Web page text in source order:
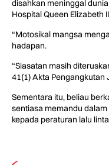
disahkan meninggal
Hospital Queen Elizabeth II
“Motosikal mangsa
hadapan.
“Siasatan masih
41(1) Akta Pengangkutan
Sementara itu, beliau
sentiasa memandu
kepada peraturan lalu